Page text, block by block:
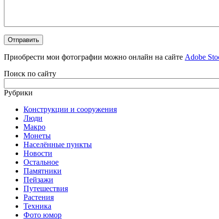
Приобрести мои фотографии можно онлайн на сайте Adobe
Поиск по сайту
Рубрики
Конструкции и сооружения
Люди
Макро
Монеты
Населённые пункты
Новости
Остальное
Памятники
Пейзажи
Путешествия
Растения
Техника
Фото юмор